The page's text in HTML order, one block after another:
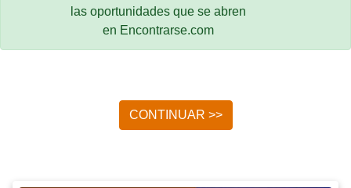
las oportunidades que se abren
en Encontrarse.com
CONTINUAR >>